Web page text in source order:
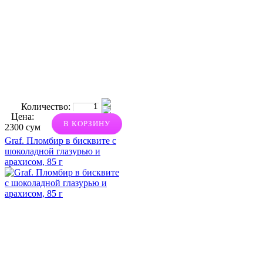
Количество:
Цена:
2300 сум
В КОРЗИНУ
Graf. Пломбир в бисквите с
шоколадной глазурью и
арахисом, 85 г